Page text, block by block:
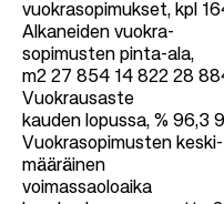
vuokrasopimukset, kpl
Alkaneiden vuokra-
sopimusten pinta-ala,
m2 27 854 14 822 28
Vuokrausaste
kauden lopussa, % 96,3
Vuokrasopimusten keski-
määräinen
voimassaoloaika